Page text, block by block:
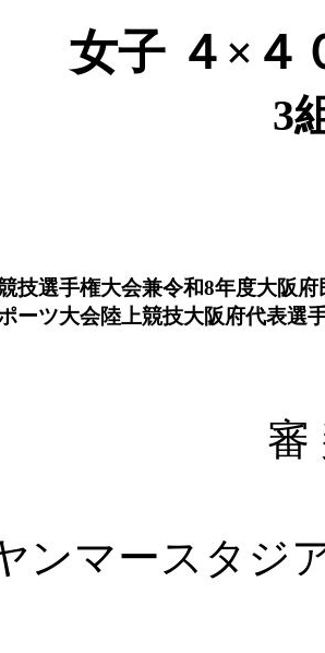
女子 ４×４
3
技選手権大会兼令和8年度大阪
ーツ大会陸上競技大阪府代表選
審
ンマースタジ